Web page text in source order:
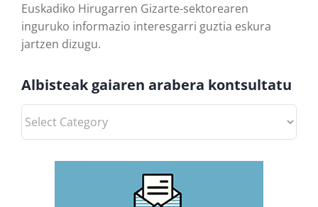
Euskadiko Hirugarren Gizarte-sektorearen
inguruko informazio interesgarri guztia eskura
jartzen dizugu.
Albisteak gaiaren arabera kontsultatu
gaiaren
kontsultatu